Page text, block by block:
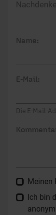
Name:
E-Mail:
Die E-Mail-
Meinen
Ich bin